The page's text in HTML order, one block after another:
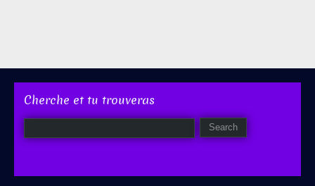
Cherche et tu trouveras